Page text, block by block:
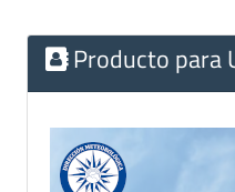
Producto para